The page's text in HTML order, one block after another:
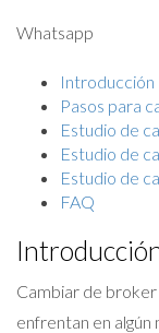
Whatsapp
Introducción
Pasos para
Estudio de
Estudio de
Estudio de
FAQ
Cambiar de
enfrentan en